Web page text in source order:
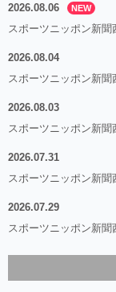
2026.08.06 NEW
スポーツニッポン新聞
2026.08.04
スポーツニッポン新聞
2026.08.03
スポーツニッポン新聞
2026.07.31
スポーツニッポン新聞
2026.07.29
スポーツニッポン新聞